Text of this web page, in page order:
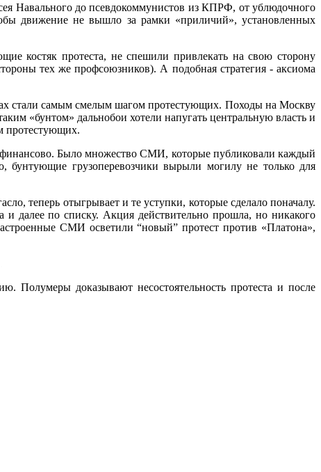
Навального до псевдокоммунистов из КПРФ, от ублюдочного
движение не вышло за рамки «приличий», установленных
костяк протеста, не спешили привлекать на свою сторону
тех же профсоюзников). А подобная стратегия - аксиома
стали самым смелым шагом протестующих. Походы на Москву
«бунтом» дальнобои хотели напугать центральную власть и
протестующих.
финансово. Было множество СМИ, которые публиковали каждый
бунтующие грузоперевозчики вырыли могилу не только для
теперь отыгрывает и те уступки, которые сделало поначалу.
далее по списку. Акция действительно прошла, но никакого
СМИ осветили “новый” протест против «Платона»,
Полумеры доказывают несостоятельность протеста и после